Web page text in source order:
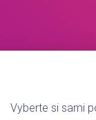
Vyberte si sami